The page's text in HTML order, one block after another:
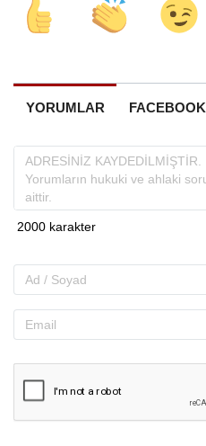
YORUMLAR FACEBOOK